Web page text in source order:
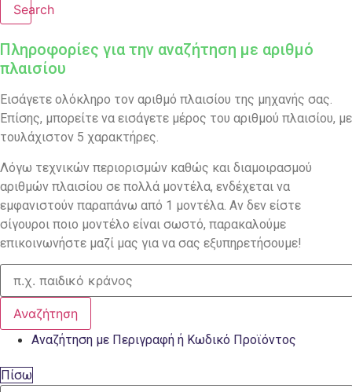
Search
Πληροφορίες για την αναζήτηση με αριθμό
πλαισίου
Εισάγετε ολόκληρο τον αριθμό πλαισίου της μηχανής σας.
Επίσης, μπορείτε να εισάγετε μέρος του αριθμού πλαισίου, με
τουλάχιστον 5 χαρακτήρες.
Λόγω τεχνικών περιορισμών καθώς και διαμοιρασμού
αριθμών πλαισίου σε πολλά μοντέλα, ενδέχεται να
εμφανιστούν παραπάνω από 1 μοντέλα. Αν δεν είστε
σίγουροι ποιο μοντέλο είναι σωστό, παρακαλούμε
επικοινωνήστε μαζί μας για να σας εξυπηρετήσουμε!
Αναζήτηση
Αναζήτηση με Περιγραφή ή Κωδικό Προϊόντος
Πίσω